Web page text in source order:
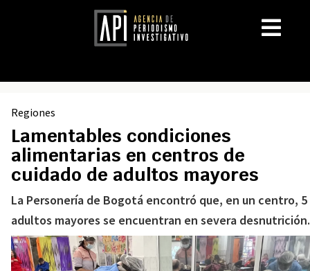
Regiones
Lamentables condiciones
alimentarias en centros de
cuidado de adultos mayores
La Personería de Bogotá encontró que, en un centro, 5
adultos mayores se encuentran en severa desnutrición.